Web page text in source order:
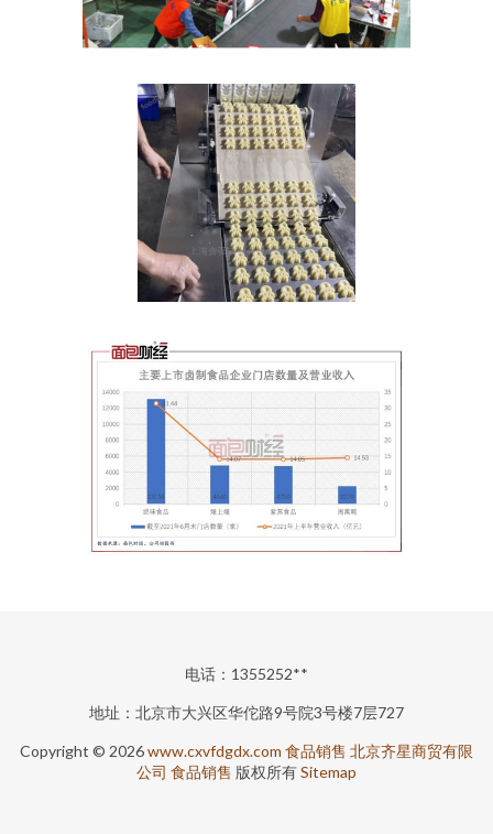
电话：1355252**
地址：北京市大兴区华佗路9号院3号楼7层727
Copyright © 2026www.cxvfdgdx.com 食品销售 北京齐星商贸有限
公司 食品销售 版权所有Sitemap